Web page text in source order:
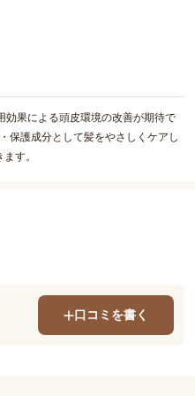
効果による頭皮環境の改善が期待で
保護成分として髪をやさしくケアし
す。
口コミを書く